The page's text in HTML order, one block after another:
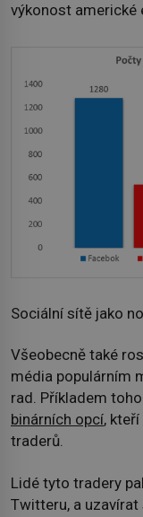
výkonost americké
Sociální sítě jako
Všeobecně také
média populárním
rad. Příkladem
binárních opcí,
traderů.
Lidé tyto tradery
Twitteru, a uzavírat